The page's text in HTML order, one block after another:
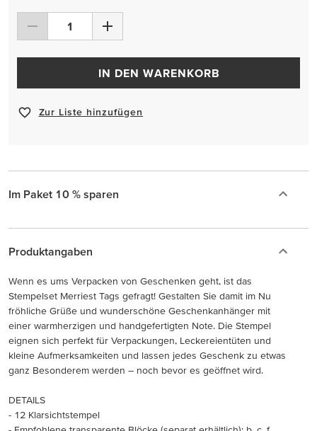
IN DEN WARENKORB
Zur Liste hinzufügen
Im Paket 10 % sparen
Produktangaben
Wenn es ums Verpacken von Geschenken geht, ist das
Stempelset Merriest Tags gefragt! Gestalten Sie damit im Nu
fröhliche Grüße und wunderschöne Geschenkanhänger mit
einer warmherzigen und handgefertigten Note. Die Stempel
eignen sich perfekt für Verpackungen, Leckereientüten und
kleine Aufmerksamkeiten und lassen jedes Geschenk zu etwas
ganz Besonderem werden – noch bevor es geöffnet wird.
DETAILS
- 12 Klarsichtstempel